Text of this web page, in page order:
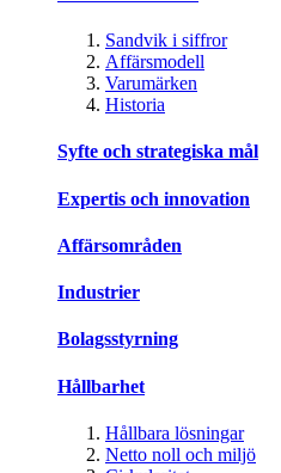
Sandvik i siffror
Affärsmodell
Varumärken
Historia
Syfte och strategiska mål
Expertis och innovation
Affärsområden
Industrier
Bolagsstyrning
Hållbarhet
Hållbara lösningar
Netto noll och miljö